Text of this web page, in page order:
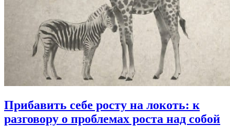
Прибавить себе росту на локоть: к
разговору о проблемах роста над собой